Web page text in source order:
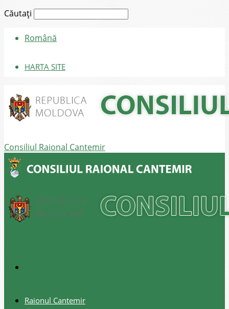
Căutați
Română
HARTA SITE
Consiliul Raional Cantemir
Raionul Cantemir